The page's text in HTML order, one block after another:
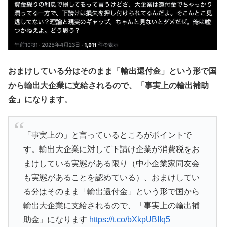
おまけしている分はそのまま「輸出還付金」という形で国
から輸出大企業に支給されるので、「事実上の輸出補助
金」になります。
「事実上の」と言っているところがポイントで
す。輸出大企業に対して下請け企業が消費税をお
まけしている実態がある限り（中小企業家同友会
も実態があることを認めている）、おまけしてい
る分はそのまま「輸出還付金」という形で国から
輸出大企業に支給されるので、「事実上の輸出補
助金」になります https://t.co/bXkpUBIIq5